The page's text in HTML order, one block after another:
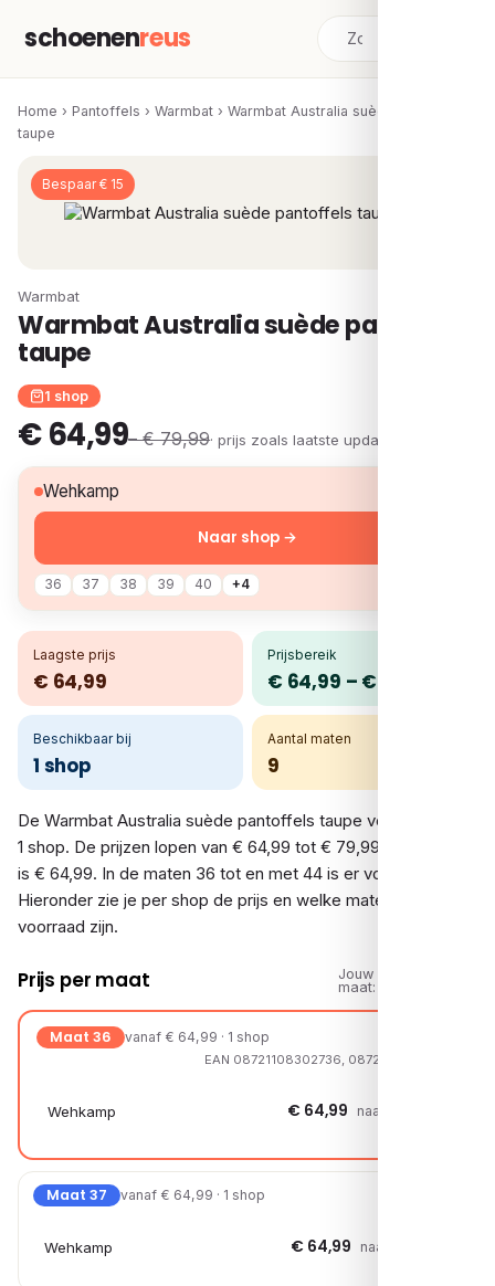
schoenenreus
Home › Pantoffels › Warmbat › Warmbat Australia suède pantoffels
taupe
Bespaar € 15
Warmbat
Warmbat Australia suède pantoffels
taupe
1 shop
€ 64,99– € 79,99· prijs zoals laatste update
Wehkamp
36 37 38 39 40 +4
Naar shop →
Laagste prijs
€ 64,99
Prijsbereik
€ 64,99 – € 79,99
Beschikbaar bij
1 shop
Aantal maten
9
De Warmbat Australia suède pantoffels taupe vergelijk je bij
1 shop. De prijzen lopen van € 64,99 tot € 79,99; de laagste
is € 64,99. In de maten 36 tot en met 44 is er voorraad.
Hieronder zie je per shop de prijs en welke maten op
voorraad zijn.
Prijs per maat
Jouw
maat:
Maat 36 vanaf € 64,99 · 1 shop
EAN 08721108302736, 08721108303290
Wehkamp € 64,99 naar shop →
Maat 37 vanaf € 64,99 · 1 shop
Wehkamp € 64,99 naar shop →